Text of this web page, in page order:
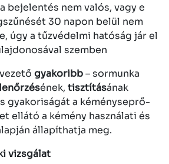
bejelentés nem valós, vagy e
30 napon belül nem
úgy a tűzvédelmi hatóság jár el
szemben
gyakoribb– sormunka
ének, tisztításának
gyakoriságát a kéményseprő-
ellátó a kémény használati és
állapíthatja meg.
vizsgálat